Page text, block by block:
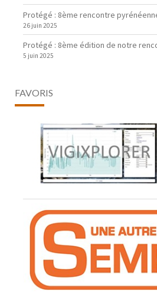
Protégé : 8ème rencontre
26 juin 2025
Protégé : 8ème édition de notre
5 juin 2025
FAVORIS